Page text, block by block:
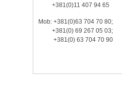
+381(0)11 407 94 65
Mob: +381(0)63 704 70 80;
+381(0) 69 267 05 03;
+381(0) 63 704 70 90